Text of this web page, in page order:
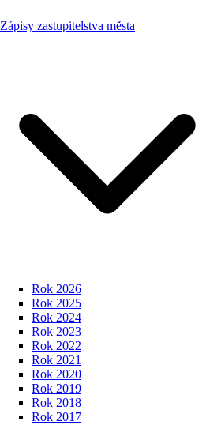
Zápisy zastupitelstva města
Rok 2026
Rok 2025
Rok 2024
Rok 2023
Rok 2022
Rok 2021
Rok 2020
Rok 2019
Rok 2018
Rok 2017